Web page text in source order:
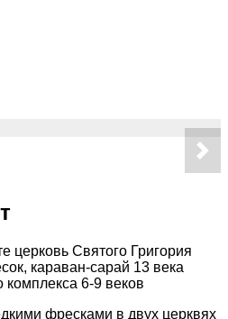
церковь Святого Григория
караван-сарай 13 века
6-9 веков
фресками в двух церквях